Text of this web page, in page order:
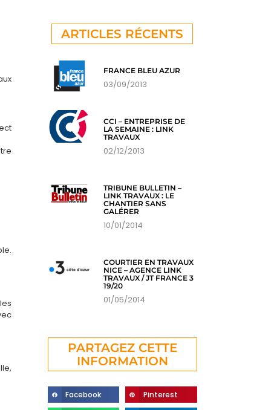
ARTICLES RÉCENTS
FRANCE BLEU AZUR
03/09/2013
CCI – ENTREPRISE DE
LA SEMAINE : LINK
TRAVAUX
02/12/2013
TRIBUNE BULLETIN –
LINK TRAVAUX : LE
CHANTIER SANS
GALÉRER
10/01/2014
COURTIER EN TRAVAUX
NICE – AGENCE LINK
TRAVAUX / JT FRANCE 3
19/20
01/05/2014
PARTAGEZ CETTE
INFORMATION
Facebook Pinterest